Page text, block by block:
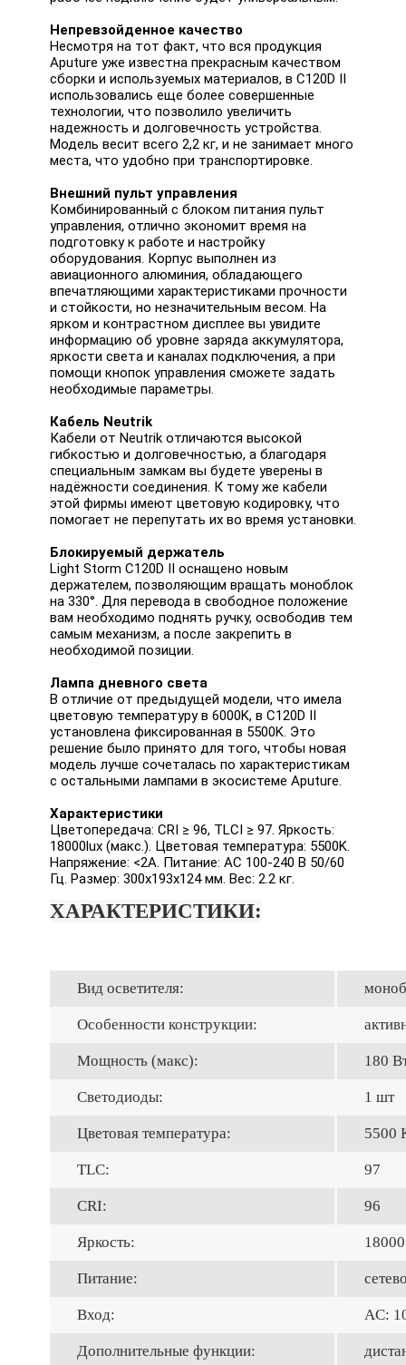
Непревзойденное качество
Несмотря на тот факт, что вся продукция
Aputure уже известна прекрасным качеством
сборки и используемых материалов, в C120D II
использовались еще более совершенные
технологии, что позволило увеличить
надежность и долговечность устройства.
Модель весит всего 2,2 кг, и не занимает много
места, что удобно при транспортировке.
Внешний пульт управления
Комбинированный с блоком питания пульт
управления, отлично экономит время на
подготовку к работе и настройку
оборудования. Корпус выполнен из
авиационного алюминия, обладающего
впечатляющими характеристиками прочности
и стойкости, но незначительным весом. На
ярком и контрастном дисплее вы увидите
информацию об уровне заряда аккумулятора,
яркости света и каналах подключения, а при
помощи кнопок управления сможете задать
необходимые параметры.
Кабель Neutrik
Кабели от Neutrik отличаются высокой
гибкостью и долговечностью, а благодаря
специальным замкам вы будете уверены в
надёжности соединения. К тому же кабели
этой фирмы имеют цветовую кодировку, что
помогает не перепутать их во время установки.
Блокируемый держатель
Light Storm C120D II оснащено новым
держателем, позволяющим вращать моноблок
на 330°. Для перевода в свободное положение
вам необходимо поднять ручку, освободив тем
самым механизм, а после закрепить в
необходимой позиции.
Лампа дневного света
В отличие от предыдущей модели, что имела
цветовую температуру в 6000K, в C120D II
установлена фиксированная в 5500K. Это
решение было принято для того, чтобы новая
модель лучше сочеталась по характеристикам
с остальными лампами в экосистеме Aputure.
Характеристики
Цветопередача: CRI ≥ 96, TLCI ≥ 97. Яркость:
18000lux (макс.). Цветовая температура: 5500K.
Напряжение: <2A. Питание: AC 100-240 В 50/60
Гц. Размер: 300x193x124 мм. Вес: 2.2 кг.
ХАРАКТЕРИСТИКИ:
Вид осветителя:
Особенности конструкции:
Мощность (макс): 180
Светодиоды: 1 шт
Цветовая температура: 5500
TLC: 97
CRI: 96
Яркость:
Питание:
Вход: AC:
Дополнительные функции: